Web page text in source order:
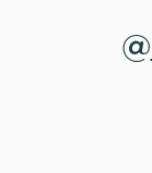
@